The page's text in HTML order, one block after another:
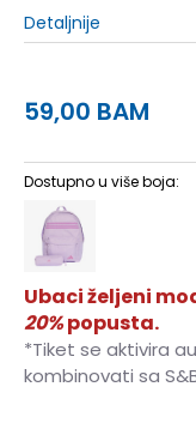
Detaljnije
59,00 BAM
Dostupno u više boja:
Ubaci željeni
20%popusta.
*Tiket se aktivira
kombinovati sa